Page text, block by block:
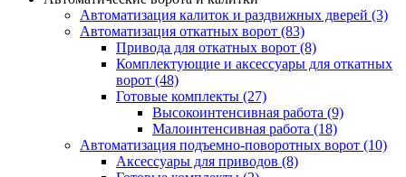
Автоматизация калиток и раздвижных дверей (3)
Автоматизация откатных ворот (83)
Привода для откатных ворот (8)
Комплектующие и аксессуары для откатных
ворот (48)
Готовые комплекты (27)
Высокоинтенсивная работа (9)
Малоинтенсивная работа (18)
Автоматизация подъемно-поворотных ворот (10)
Аксессуары для приводов (8)